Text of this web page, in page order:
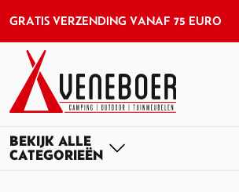
GRATIS VERZENDING VANAF 75 EURO